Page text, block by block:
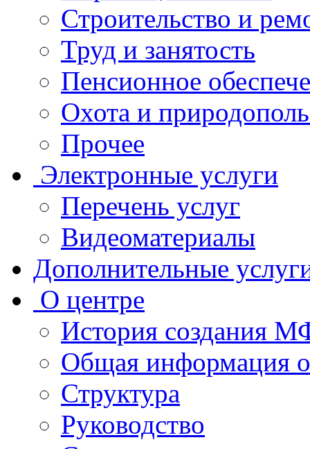
Строительство и
Труд и занятость
Пенсионное
Охота и
Прочее
Электронные услуги
Перечень услуг
Видеоматериалы
Дополнительные
О центре
История создания
Общая
Структура
Руководство